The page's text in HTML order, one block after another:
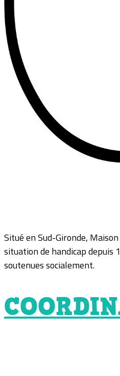
Situé en Sud-Gironde,
situation de handicap
soutenues socialement.